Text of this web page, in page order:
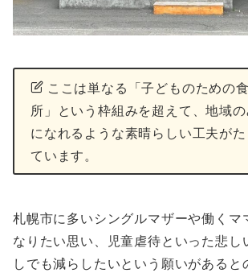
ここは単なる「子どものための
所」という枠組みを超えて、地域
になれるような素晴らしい工夫が
ています。
札幌市に多いシングルマザーや働くマ
なりたい思い、児童虐待といった悲し
しでも減らしたいという願いがあると